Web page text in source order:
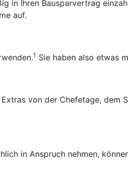
in Ihren Bausparvertrag
auf.
1 Sie haben also etwas
von der Chefetage, dem
in Anspruch nehmen,